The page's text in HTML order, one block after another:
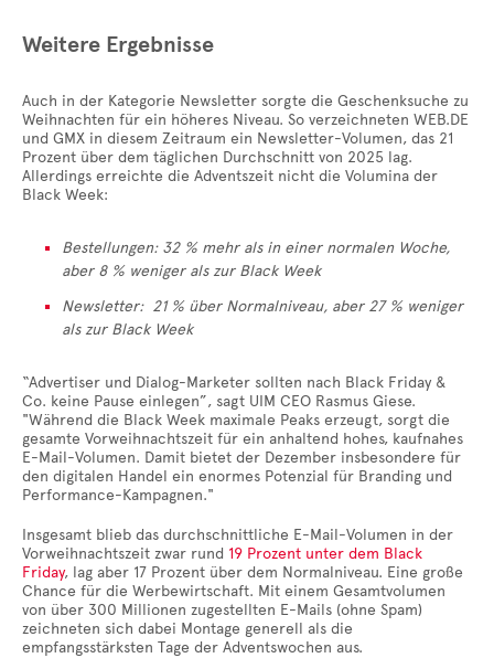
Weitere Ergebnisse
Auch in der Kategorie Newsletter sorgte die Geschenksuche zu
Weihnachten für ein höheres Niveau. So verzeichneten WEB.DE
und GMX in diesem Zeitraum ein Newsletter-Volumen, das 21
Prozent über dem täglichen Durchschnitt von 2025 lag.
Allerdings erreichte die Adventszeit nicht die Volumina der
Black Week:
Bestellungen: 32 % mehr als in einer normalen Woche,
aber 8 % weniger als zur Black Week
Newsletter: 21 % über Normalniveau, aber 27 % weniger
als zur Black Week
“Advertiser und Dialog-Marketer sollten nach Black Friday &
Co. keine Pause einlegen”, sagt UIM CEO Rasmus Giese.
"Während die Black Week maximale Peaks erzeugt, sorgt die
gesamte Vorweihnachtszeit für ein anhaltend hohes, kaufnahes
E-Mail-Volumen. Damit bietet der Dezember insbesondere für
den digitalen Handel ein enormes Potenzial für Branding und
Performance-Kampagnen."
Insgesamt blieb das durchschnittliche E-Mail-Volumen in der
Vorweihnachtszeit zwar rund 19 Prozent unter dem Black
Friday, lag aber 17 Prozent über dem Normalniveau. Eine große
Chance für die Werbewirtschaft. Mit einem Gesamtvolumen
von über 300 Millionen zugestellten E-Mails (ohne Spam)
zeichneten sich dabei Montage generell als die
empfangsstärksten Tage der Adventswochen aus.